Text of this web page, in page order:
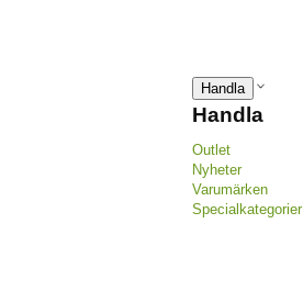
Handla
Handla
Outlet
Nyheter
Varumärken
Specialkategorier